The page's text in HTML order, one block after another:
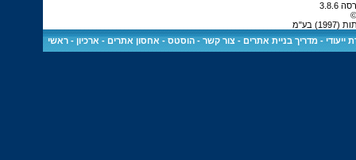
בע"מ
ייעודי -מדריך בניית אתרים -צור קשר -הוסטס - אחסון אתרים - ארכיון -ראשי